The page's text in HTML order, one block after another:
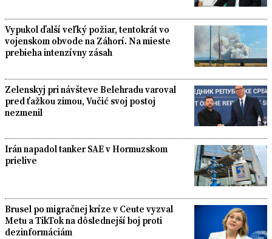
Vypukol ďalší veľký požiar, tentokrát vo
vojenskom obvode na Záhorí. Na mieste
prebieha intenzívny zásah
Zelenskyj pri návšteve Belehradu varoval
pred ťažkou zimou, Vučić svoj postoj
nezmenil
Irán napadol tanker SAE v Hormuzskom
prielive
Brusel po migračnej kríze v Ceute vyzval
Metu a TikTok na dôslednejší boj proti
dezinformáciám